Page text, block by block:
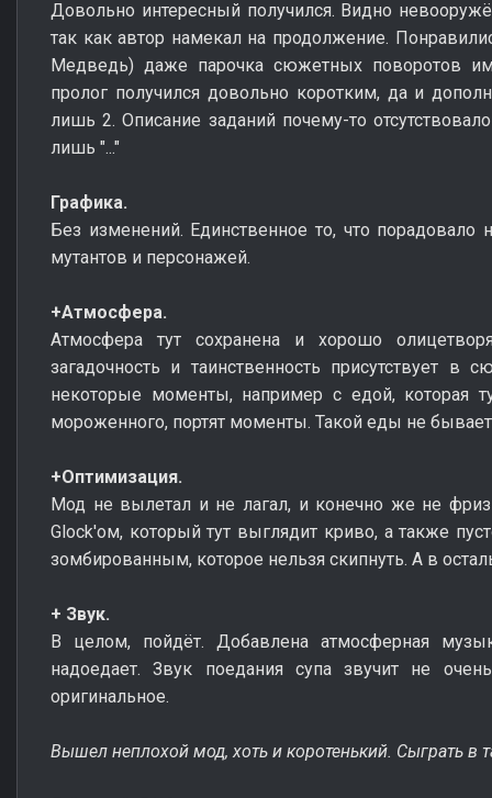
Довольно интересный получился. Видно
так как автор намекал на продолжение.
Медведь) даже парочка сюжетных поворотов
пролог получился довольно коротким, да и
лишь 2. Описание заданий почему-то
лишь "..."
Графика.
Без изменений. Единственное то, что
мутантов и персонажей.
+Атмосфера.
Атмосфера тут сохранена и хорошо
загадочность и таинственность присутствует
некоторые моменты, например с едой, которая
мороженного, портят моменты. Такой еды не
+Оптимизация.
Мод не вылетал и не лагал, и конечно же не
Glock'ом, который тут выглядит криво, а также
зомбированным, которое нельзя скипнуть. А в
+ Звук.
В целом, пойдёт. Добавлена атмосферная
надоедает. Звук поедания супа звучит не
оригинальное.
Вышел неплохой мод, хоть и коротенький. Сыграть в